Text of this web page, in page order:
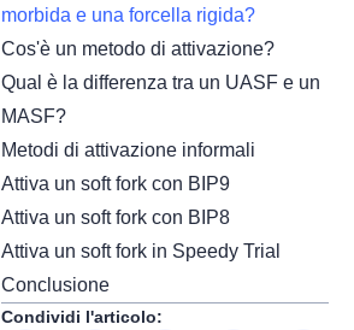
morbida e una forcella rigida?
Cos'è un metodo di attivazione?
Qual è la differenza tra un UASF e un
MASF?
Metodi di attivazione informali
Attiva un soft fork con BIP9
Attiva un soft fork con BIP8
Attiva un soft fork in Speedy Trial
Conclusione
Condividi l'articolo: